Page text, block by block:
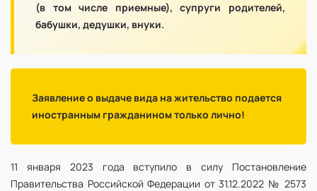
(в том числе приемные), супруги родителей,
бабушки, дедушки, внуки.
Заявление о выдаче вида на жительство подается
иностранным гражданином только лично!
11 января 2023 года вступило в силу Постановление
Правительства Российской Федерации от 31.12.2022 № 2573